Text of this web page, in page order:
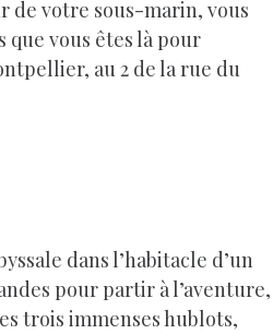
de votre sous-marin, vous
que vous êtes là pour
au 2 de la rue du
dans l’habitacle d’un
pour partir à l’aventure,
trois immenses hublots,